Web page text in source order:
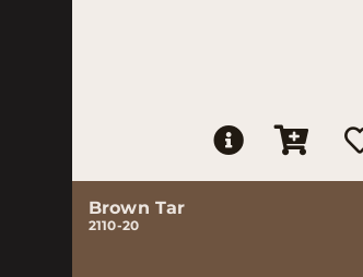
Brown Tar
2110-20